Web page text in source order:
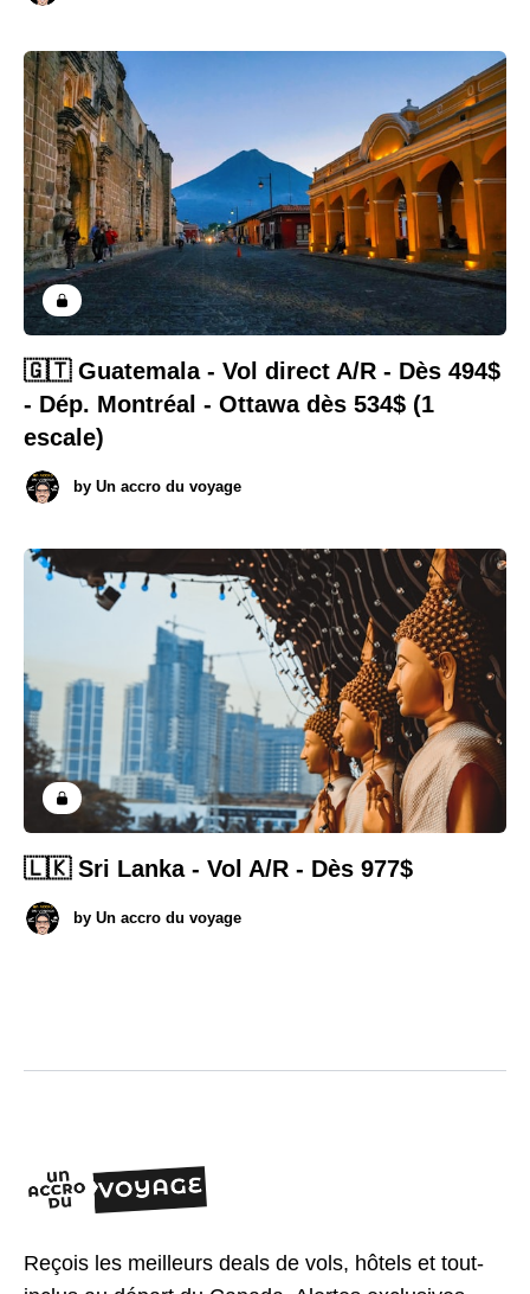
🇬🇹 Guatemala - Vol direct A/R - Dès 494$
- Dép. Montréal - Ottawa dès 534$ (1
escale)
by Un accro du voyage
🇱🇰 Sri Lanka - Vol A/R - Dès 977$
by Un accro du voyage
Reçois les meilleurs deals de vols, hôtels et tout-